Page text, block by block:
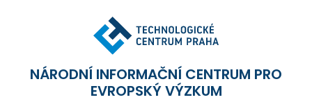
NÁRODNÍ INFORMAČNÍ CENTRUM PRO
EVROPSKÝ VÝZKUM